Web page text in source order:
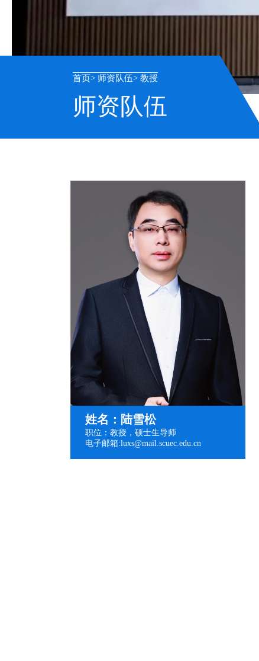
首页 师资队伍 教授
师资队伍
姓名：陆雪松
职位：教授，硕士生导师
电子邮箱:luxs@mail.scuec.edu.cn